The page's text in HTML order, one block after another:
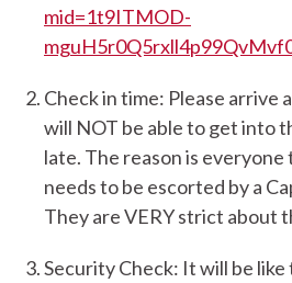
mid=1t9ITMOD-
Check in time: Please arrive
will NOT be able to get into
late. The reason is
needs to be escorted by a
They are VERY strict about
Security Check: It will be